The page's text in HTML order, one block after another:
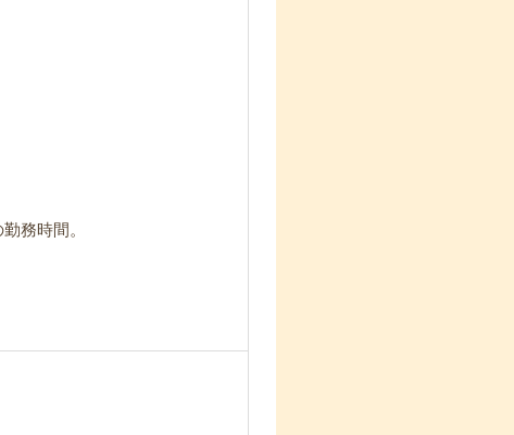
務時間。